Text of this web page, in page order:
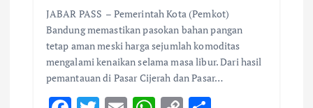
JABAR PASS – Pemerintah Kota (Pemkot)
Bandung memastikan pasokan bahan pangan
tetap aman meski harga sejumlah komoditas
mengalami kenaikan selama masa libur. Dari hasil
pemantauan di Pasar Cijerah dan Pasar…